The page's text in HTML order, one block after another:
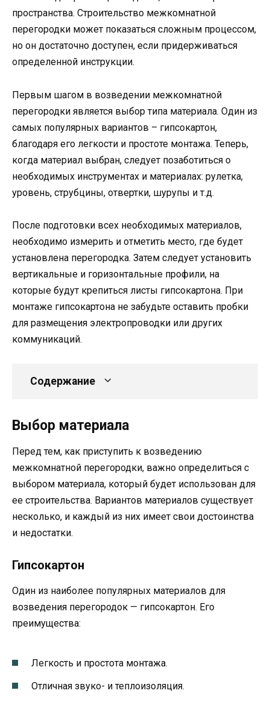
пространства. Строительство межкомнатной
перегородки может показаться сложным процессом,
но он достаточно доступен, если придерживаться
определенной инструкции.
Первым шагом в возведении межкомнатной
перегородки является выбор типа материала. Один из
самых популярных вариантов – гипсокартон,
благодаря его легкости и простоте монтажа. Теперь,
когда материал выбран, следует позаботиться о
необходимых инструментах и материалах: рулетка,
уровень, струбцины, отвертки, шурупы и т.д.
После подготовки всех необходимых материалов,
необходимо измерить и отметить место, где будет
установлена перегородка. Затем следует установить
вертикальные и горизонтальные профили, на
которые будут крепиться листы гипсокартона. При
монтаже гипсокартона не забудьте оставить пробки
для размещения электропроводки или других
коммуникаций.
Содержание
Выбор материала
Перед тем, как приступить к возведению
межкомнатной перегородки, важно определиться с
выбором материала, который будет использован для
ее строительства. Вариантов материалов существует
несколько, и каждый из них имеет свои достоинства
и недостатки.
Гипсокартон
Один из наиболее популярных материалов для
возведения перегородок — гипсокартон. Его
преимущества:
Легкость и простота монтажа.
Отличная звуко- и теплоизоляция.